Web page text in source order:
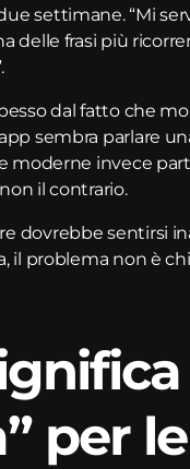
settimane. “Mi
delle frasi più
dal fatto che
sembra parlare
moderne invece
il contrario.
dovrebbe sentirsi
il problema non è
per